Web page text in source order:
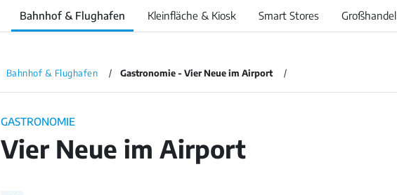
Bahnhof & Flughafen Kleinfläche & Kiosk Smart Stores Großhandel
Bahnhof & Flughafen Gastronomie - Vier Neue im Airport
GASTRONOMIE
Vier Neue im Airport